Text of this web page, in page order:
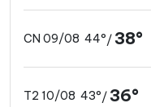
CN 09/08 44°/ 38°
T2 10/08 43°/ 36°